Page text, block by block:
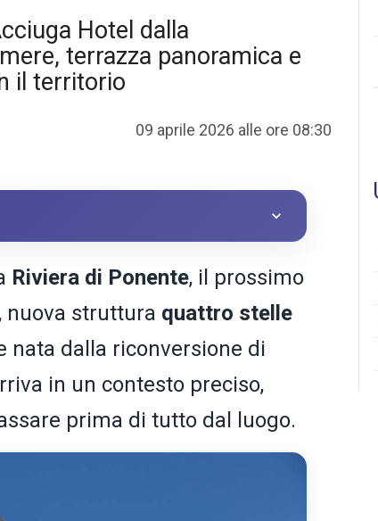
Hotel dalla
terrazza panoramica e
il territorio
09 aprile 2026 alle ore 08:30
Riviera di Ponente, il prossimo
, nuova struttura quattro stelle
nata dalla riconversione di
in un contesto preciso,
prima di tutto dal luogo.